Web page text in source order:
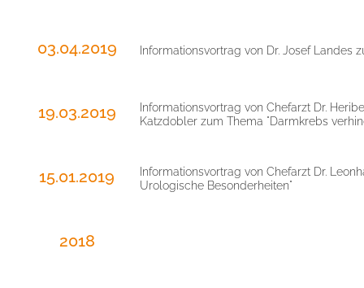
03.04.2019 Informationsvortrag von Dr. Josef Landes
19.03.2019
Informationsvortrag von Chefarzt Dr.
Katzdobler zum Thema "Darmkrebs
15.01.2019
Informationsvortrag von Chefarzt Dr.
Urologische Besonderheiten"
2018